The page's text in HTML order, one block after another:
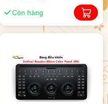
Còn hàng